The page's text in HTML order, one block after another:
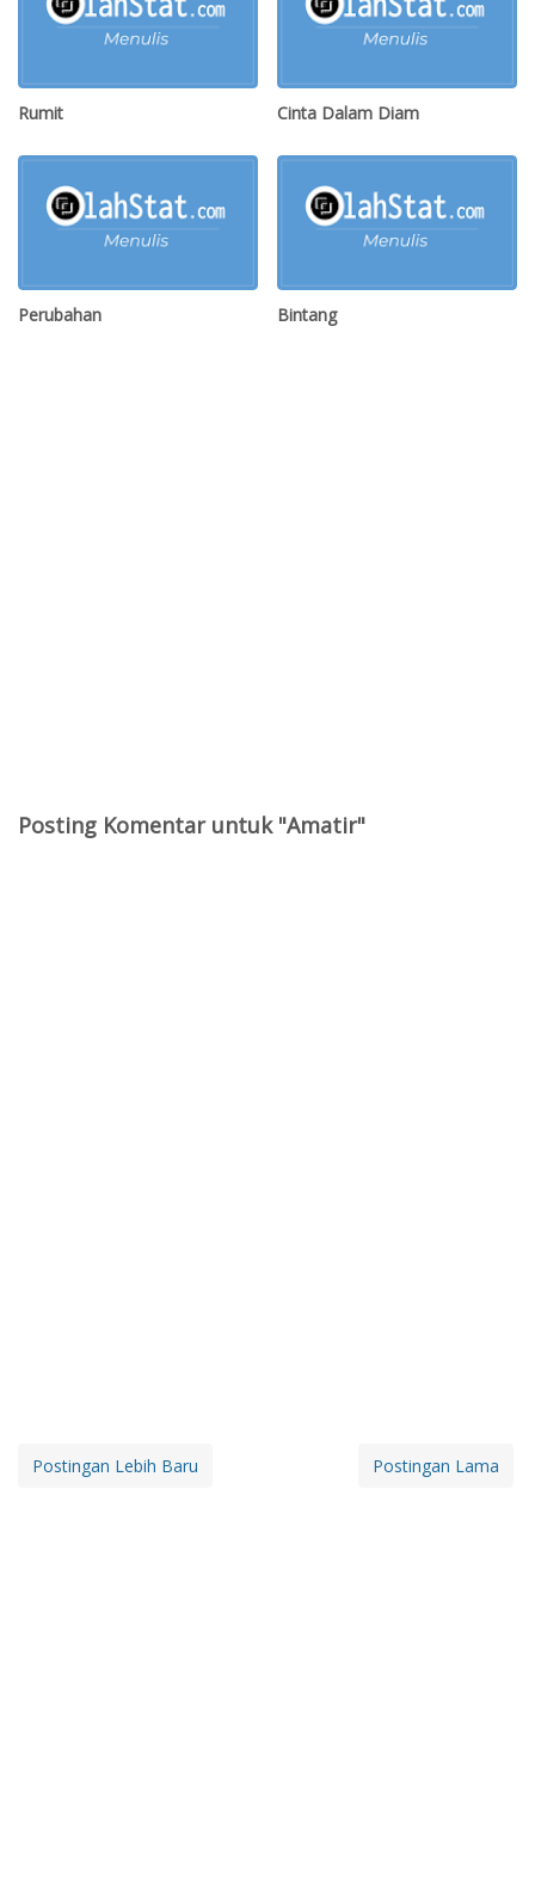
Rumit Cinta Dalam Diam
Perubahan Bintang
Posting Komentar untuk "Amatir"
Postingan Lebih Baru Postingan Lama